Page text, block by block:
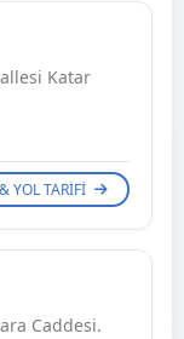
Katar
YOL TARIFI
Caddesi.